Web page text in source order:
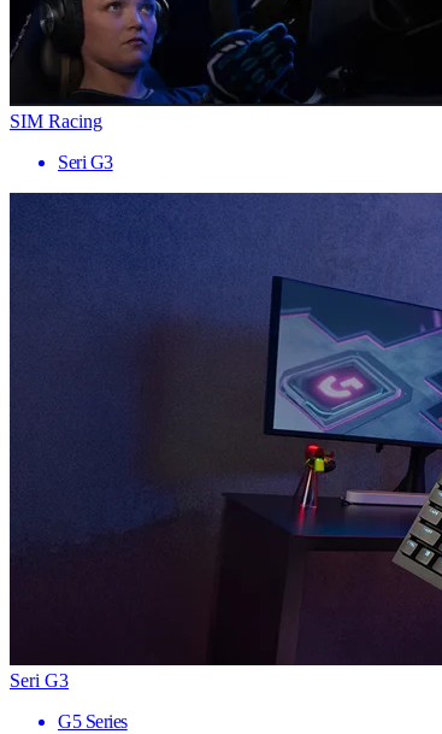
SIM Racing
Seri G3
Seri G3
G5 Series